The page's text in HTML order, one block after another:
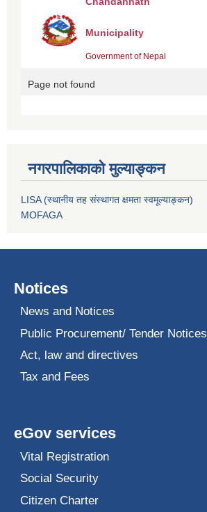
नगरपालिकाको मुल्याङ्कन
LISA (स्थानीय तह संस्थागत क्षमता स्वमूल्याङ्कन)
MOFAGA
Notices
News and Notices
Public Procurement/ Tender Notices
Act, law and directives
Tax and Fees
eGov services
Vital Registration
Social Security
Citizen Charter